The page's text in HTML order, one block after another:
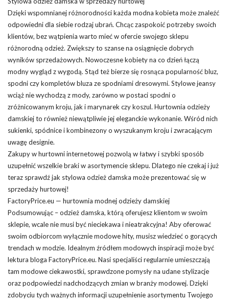
Dzięki wspomnianej różnorodności każda modna kobieta może znaleźć
odpowiedni dla siebie rodzaj ubrań. Chcąc zaspokoić potrzeby swoich
klientów, bez wątpienia warto mieć w ofercie swojego sklepu
różnorodną odzież. Zwiększy to szanse na osiągnięcie dobrych
wyników sprzedażowych. Nowoczesne kobiety na co dzień łączą
modny wygląd z wygodą. Stąd też bierze się rosnąca popularność bluz,
spodni czy kompletów bluza ze spodniami dresowymi. Stylowe jeansy
wciąż nie wychodzą z mody, zarówno w postaci spodni o
zróżnicowanym kroju, jak i marynarek czy koszul. Hurtownia odzieży
damskiej to również niewątpliwie jej eleganckie wykonanie. Wśród nich
sukienki, spódnicei kombinezony o wyszukanym kroju i zwracającym
uwagę designie.
Zakupy w hurtowni internetowej pozwolą w łatwy i szybki sposób
uzupełnić wszelkie braki w asortymencie sklepu. Dlatego nie czekaj i już
teraz sprawdź jak stylowa odzież damska może prezentować się w
sprzedaży hurtowej!
FactoryPrice.eu — hurtownia modnej odzieży damskiej
Podsumowując – odzież damska, którą oferujesz klientom w swoim
sklepie, wcale nie musi być nieciekawa i nieatrakcyjna! Aby oferować
swoim odbiorcom wyłącznie modowe hity, musisz wiedzieć o gorących
trendach w modzie. Idealnym źródłem modowych inspiracji może być
lektura bloga FactoryPrice.eu. Nasi specjaliści regularnie umieszczają
tam modowe ciekawostki, sprawdzone pomysły na udane stylizacje
oraz podpowiedzi nadchodzących zmian w branży modowej. Dzięki
zdobyciu tych ważnych informacji uzupełnienie asortymentu Twojego